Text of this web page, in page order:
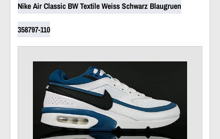
Nike Air Classic BW Textile Weiss Schwarz Blaugruen
358797-110